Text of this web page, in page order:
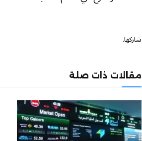
شاركها.
مقالات ذات صلة